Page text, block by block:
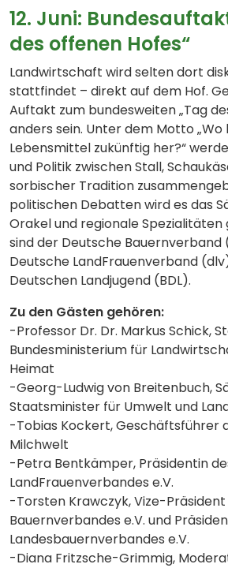
12. Juni:
des offenen Hofes“
Landwirtschaft wird selten dort
stattfindet – direkt auf dem Hof.
Auftakt zum bundesweiten „Tag
anders sein. Unter dem Motto
Lebensmittel zukünftig her?“
und Politik zwischen Stall,
sorbischer Tradition
politischen Debatten wird es das
Orakel und regionale Spezialitäten
sind der Deutsche Bauernverband
Deutsche LandFrauenverband
Deutschen Landjugend (BDL).
Zu den Gästen gehören:
-Professor Dr. Dr. Markus Schick,
Bundesministerium für
Heimat
-Georg-Ludwig von Breitenbuch,
Staatsminister für Umwelt und
-Tobias Kockert, Geschäftsführer
Milchwelt
-Petra Bentkämper, Präsidentin
LandFrauenverbandes e.V.
-Torsten Krawczyk, Vize-
Bauernverbandes e.V. und
Landesbauernverbandes e.V.
-Diana Fritzsche-Grimmig,